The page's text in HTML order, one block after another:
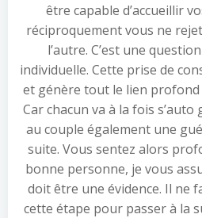
être capable d’accueillir
réciproquement vous ne
l’autre. C’est une
individuelle. Cette prise de
et génère tout le lien
Car chacun va à la fois
au couple également une
suite. Vous sentez alors
bonne personne, je vous
doit être une évidence. Il ne
cette étape pour passer à la